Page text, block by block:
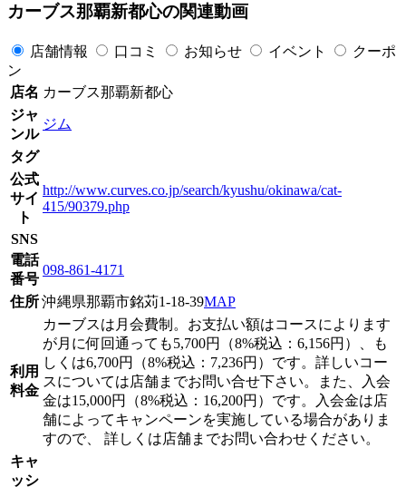
カーブス那覇新都心の関連動画
店舗情報 口コミ お知らせ イベント
クーポ
ン
店名 カーブス那覇新都心
ジャ
ンル
ジム
タグ
公式
サイ
ト
http://www.curves.co.jp/search/kyushu/okinawa/cat-
415/90379.php
SNS
電話
番号
098-861-4171
住所 沖縄県那覇市銘苅1-18-39MAP
利用
料金
カーブスは月会費制。お支払い額はコースによります
が月に何回通っても5,700円（8%税込：6,156円）、も
しくは6,700円（8%税込：7,236円）です。詳しいコー
スについては店舗までお問い合せ下さい。また、入会
金は15,000円（8%税込：16,200円）です。入会金は店
舗によってキャンペーンを実施している場合がありま
すので、 詳しくは店舗までお問い合わせください。
キャ
ッシ